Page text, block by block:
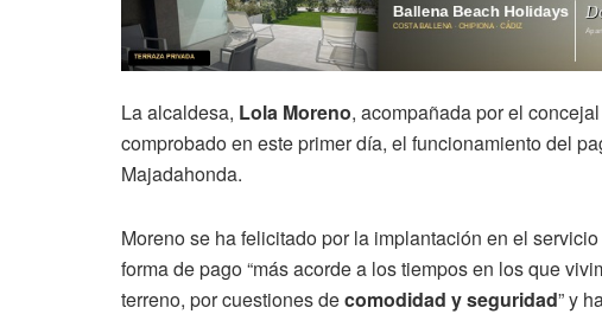
La alcaldesa, Lola Moreno, acompañada por el
comprobado en este primer día, el funcionamiento del
Majadahonda.
Moreno se ha felicitado por la implantación en el
forma de pago “más acorde a los tiempos en los que
terreno, por cuestiones decomodidad y seguridad” y